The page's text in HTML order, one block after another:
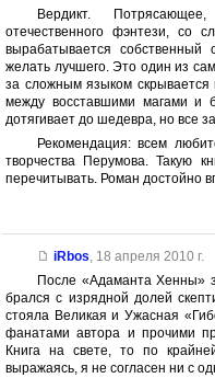
Вердикт.
отечественного фэнтези, со
вырабатывается собственный
желать лучшего. Это один из
за сложным языком
между восставшими магами и
дотягивает до шедевра, но все
Рекомендация: всем
творчества Перумова. Такую
перечитывать. Роман достойно
iRbos, 18 апреля 2010 г.
После «Адаманта Хенны»
брался с изрядной долей
стояла Великая и Ужасная
фанатами автора и прочими
Книга на свете, то по
выражаясь, я не согласен ни с